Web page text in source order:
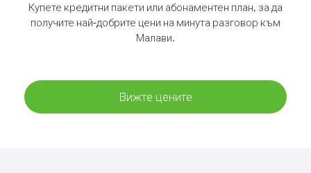
Купете кредитни пакети или абонаментен план, за да
получите най-добрите цени на минута разговор към
Малави.
Вижте цените